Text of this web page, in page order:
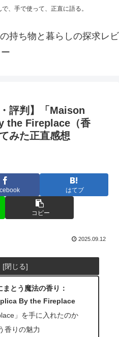
、手で使って、正直に語る。
持ち物と暮らしの探求レビ
評判】「Maison
the Fireplace（香
みた正直感想
はてブ
コピー
2025.09.12
とう魔法の香り：
By the Fireplace
」を手に入れたのか
香りの魅力